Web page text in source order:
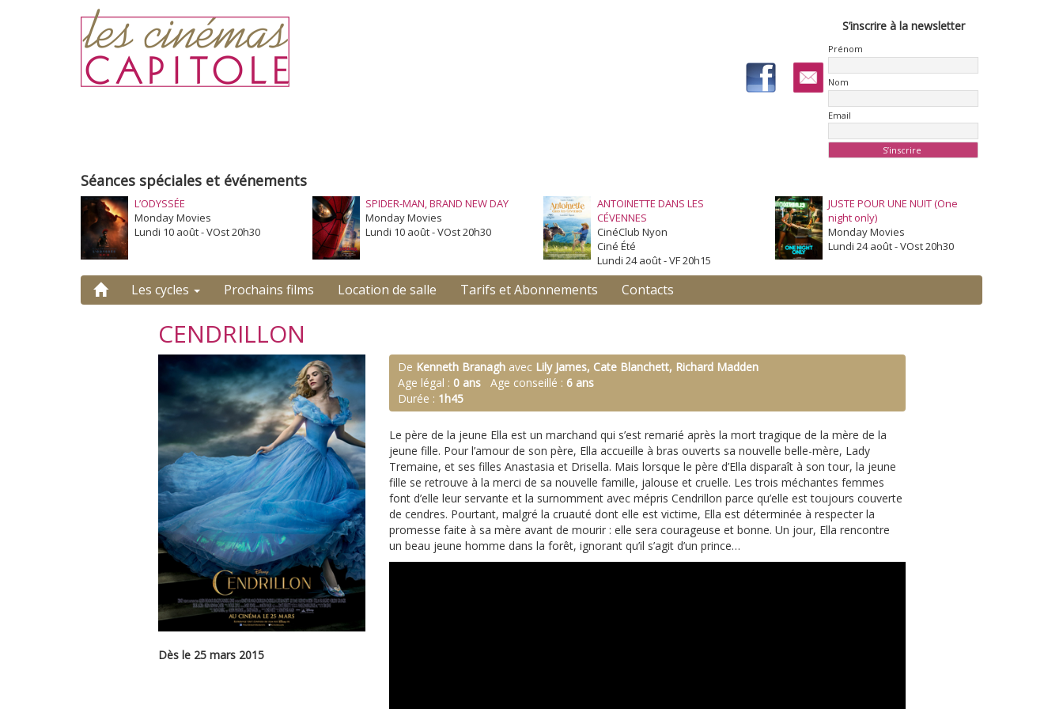
S’inscrire à la newsletter
Prénom
Nom
Email
Séances spéciales et événements
L’ODYSSÉE
Monday Movies
Lundi 10 août - VOst 20h30
SPIDER-MAN, BRAND NEW DAY
Monday Movies
Lundi 10 août - VOst 20h30
ANTOINETTE DANS LES
CÉVENNES
CinéClub Nyon
Ciné Été
Lundi 24 août - VF 20h15
JUSTE POUR UNE NUIT (One
night only)
Monday Movies
Lundi 24 août - VOst 20h30
Les cycles Prochains films Location de salle Tarifs et Abonnements Contacts
CENDRILLON
Dès le 25 mars 2015
De Kenneth Branagh avec Lily James, Cate Blanchett, Richard Madden
Age légal : 0 ans Age conseillé : 6 ans
Durée : 1h45
Le père de la jeune Ella est un marchand qui s’est remarié après la mort tragique de la mère de la
jeune fille. Pour l’amour de son père, Ella accueille à bras ouverts sa nouvelle belle-mère, Lady
Tremaine, et ses filles Anastasia et Drisella. Mais lorsque le père d’Ella disparaît à son tour, la jeune
fille se retrouve à la merci de sa nouvelle famille, jalouse et cruelle. Les trois méchantes femmes
font d’elle leur servante et la surnomment avec mépris Cendrillon parce qu’elle est toujours couverte
de cendres. Pourtant, malgré la cruauté dont elle est victime, Ella est déterminée à respecter la
promesse faite à sa mère avant de mourir : elle sera courageuse et bonne. Un jour, Ella rencontre
un beau jeune homme dans la forêt, ignorant qu’il s’agit d’un prince…